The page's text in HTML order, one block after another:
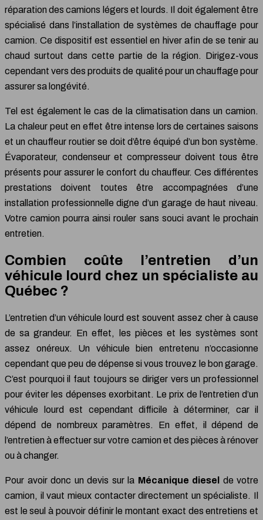
réparation des camions légers et lourds. Il doit également être
spécialisé dans l’installation de systèmes de chauffage pour
camion. Ce dispositif est essentiel en hiver afin de se tenir au
chaud surtout dans cette partie de la région. Dirigez-vous
cependant vers des produits de qualité pour un chauffage pour
assurer sa longévité.
Tel est également le cas de la climatisation dans un camion.
La chaleur peut en effet être intense lors de certaines saisons
et un chauffeur routier se doit d’être équipé d’un bon système.
Évaporateur, condenseur et compresseur doivent tous être
présents pour assurer le confort du chauffeur. Ces différentes
prestations doivent toutes être accompagnées d’une
installation professionnelle digne d’un garage de haut niveau.
Votre camion pourra ainsi rouler sans souci avant le prochain
entretien.
Combien coûte l’entretien d’un
véhicule lourd chez un spécialiste au
Québec ?
L’entretien d’un véhicule lourd est souvent assez cher à cause
de sa grandeur. En effet, les pièces et les systèmes sont
assez onéreux. Un véhicule bien entretenu n’occasionne
cependant que peu de dépense si vous trouvez le bon garage.
C’est pourquoi il faut toujours se diriger vers un professionnel
pour éviter les dépenses exorbitant. Le prix de l’entretien d’un
véhicule lourd est cependant difficile à déterminer, car il
dépend de nombreux paramètres. En effet, il dépend de
l’entretien à effectuer sur votre camion et des pièces à rénover
ou à changer.
Pour avoir donc un devis sur la Mécanique diesel
de votre
camion, il vaut mieux contacter directement un spécialiste. Il
est le seul à pouvoir définir le montant exact des entretiens et